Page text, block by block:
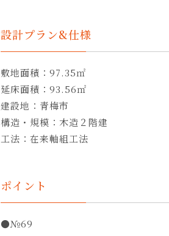
設計プラン&仕様
敷地面積：97.35㎡
延床面積：93.56㎡
建設地：青梅市
構造・規模：木造２階建
工法：在来軸組工法
ポイント
●№69